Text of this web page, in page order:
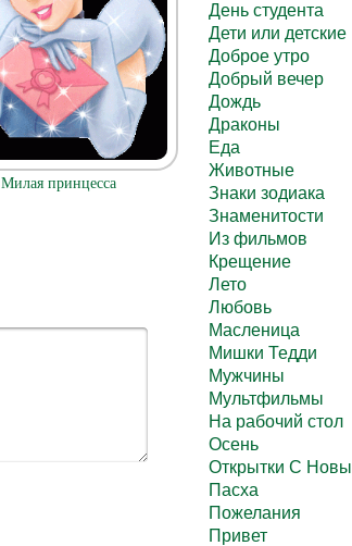
Милая принцесса
День студента
Дети или детские
Доброе утро
Добрый вечер
Дождь
Драконы
Еда
Животные
Знаки зодиака
Знаменитости
Из фильмов
Крещение
Лето
Любовь
Масленица
Мишки Тедди
Мужчины
Мультфильмы
На рабочий стол
Осень
Открытки С
Пасха
Пожелания
Привет